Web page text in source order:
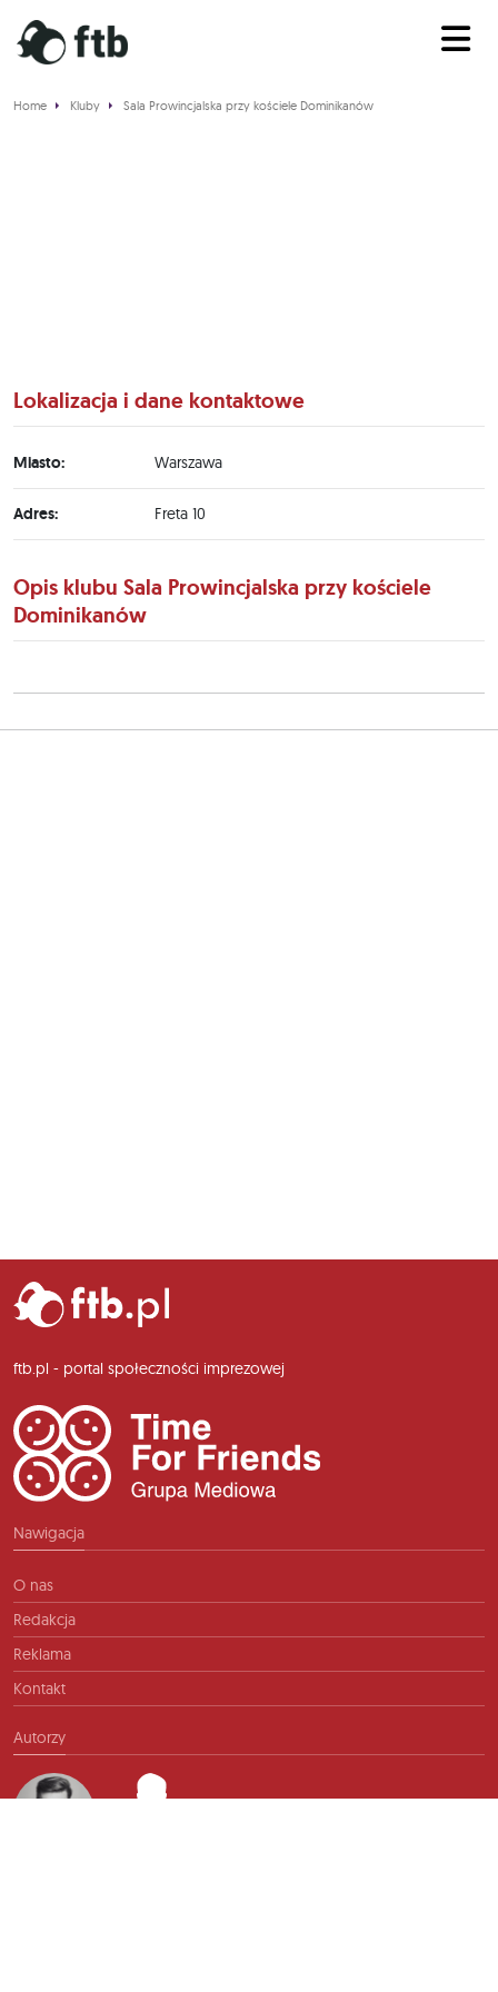
Home Kluby Sala Prowincjalska przy kościele Dominikanów
Lokalizacja i dane kontaktowe
Miasto: Warszawa
Adres: Freta 10
Opis klubu Sala Prowincjalska przy kościele
Dominikanów
ftb.pl - portal społeczności imprezowej
Nawigacja
O nas
Redakcja
Reklama
Kontakt
Autorzy